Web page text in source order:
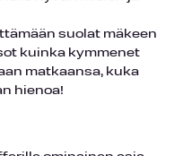
suolat mäkeen
kuinka kymmenet
matkaansa, kuka
hienoa!